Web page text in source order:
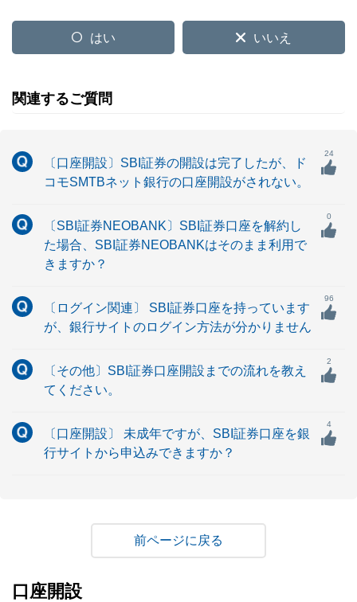
はい いいえ
関連するご質問
〔口座開設〕SBI証券の開設は完了したが、ド
コモSMTBネット銀行の口座開設がされない。
24
〔SBI証券NEOBANK〕SBI証券口座を解約し
た場合、SBI証券NEOBANKはそのまま利用で
きますか？
0
〔ログイン関連〕 SBI証券口座を持っています
が、銀行サイトのログイン方法が分かりません
96
〔その他〕SBI証券口座開設までの流れを教え
てください。
2
〔口座開設〕 未成年ですが、SBI証券口座を銀
行サイトから申込みできますか？
4
戻る
口座開設